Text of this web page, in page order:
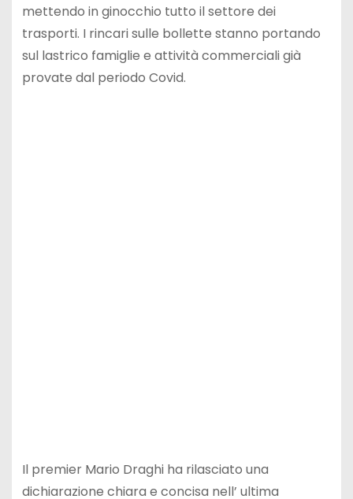
mettendo in ginocchio tutto il settore dei
trasporti. I rincari sulle bollette stanno portando
sul lastrico famiglie e attività commerciali già
provate dal periodo Covid.
Il premier Mario Draghi ha rilasciato una
dichiarazione chiara e concisa nell’ ultima